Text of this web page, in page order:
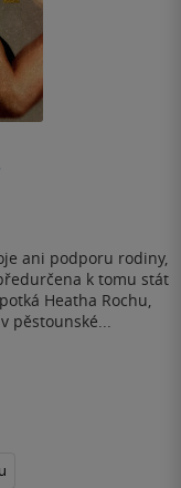
ani podporu rodiny,
k tomu stát
Heatha Rochu,
pěstounské...